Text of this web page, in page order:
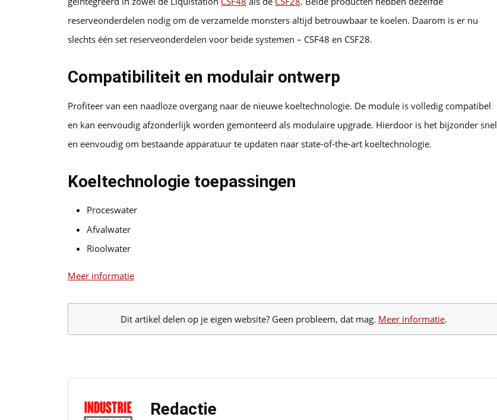
reserveonderdelen nodig om de verzamelde monsters altijd betrouwbaar te koelen. Daarom is er nu
slechts één set reserveonderdelen voor beide systemen – CSF48 en CSF28.
Compatibiliteit en modulair ontwerp
Profiteer van een naadloze overgang naar de nieuwe koeltechnologie. De module is volledig compatibel
en kan eenvoudig afzonderlijk worden gemonteerd als modulaire upgrade. Hierdoor is het bijzonder snel
en eenvoudig om bestaande apparatuur te updaten naar state-of-the-art koeltechnologie.
Koeltechnologie toepassingen
Proceswater
Afvalwater
Rioolwater
Meer informatie
Dit artikel delen op je eigen website? Geen probleem, dat mag. Meer informatie.
Redactie